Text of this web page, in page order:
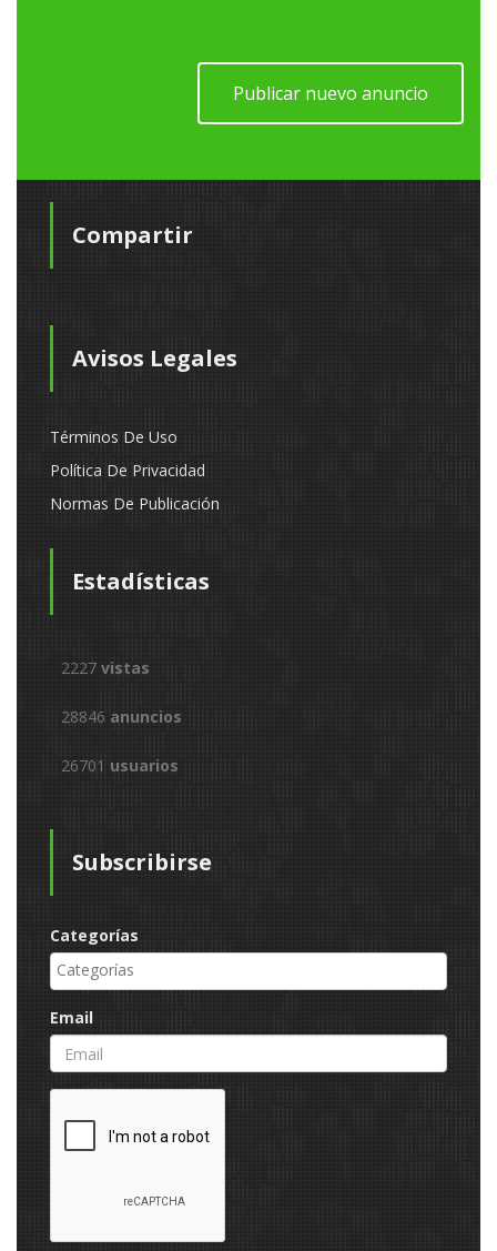
Publicar nuevo anuncio
Compartir
Avisos Legales
Términos De Uso
Política De Privacidad
Normas De Publicación
Estadísticas
2227 vistas
28846 anuncios
26701 usuarios
Subscribirse
Categorías
Email